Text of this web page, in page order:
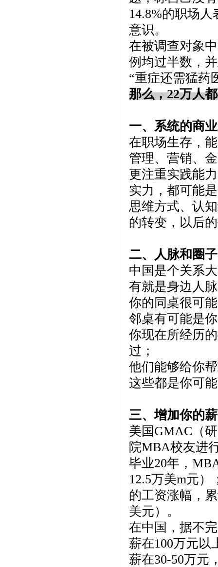
14.8%的职场
意识。
在被调查对象
例均过半数，
“重症还需猛药
那么，22万人
一、系统的商
在职场生存，
管理、营销、
更注重实践能
实力，都可能
思维方式、认
的转变，以后
二、人脉和圈子
中国是个关系
有就是身边人
你的同桌很可
邻桌有可能是
你现在所经历
过；
他们能够给你
这些都是你可
三、增加你的
美国GMAC（
院MBA校友进
毕业20年，
12.5万美m元
的工资涨幅，
美元）。
在中国，据不
薪在100万元以
薪在30-50万元